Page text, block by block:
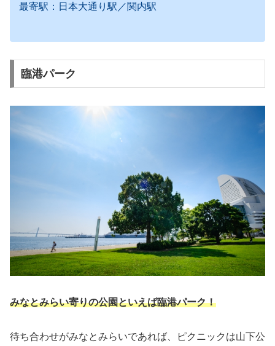
最寄駅：日本大通り駅／関内駅
臨港パーク
みなとみらい寄りの公園といえば臨港パーク！
待ち合わせがみなとみらいであれば、ピクニックは山下公